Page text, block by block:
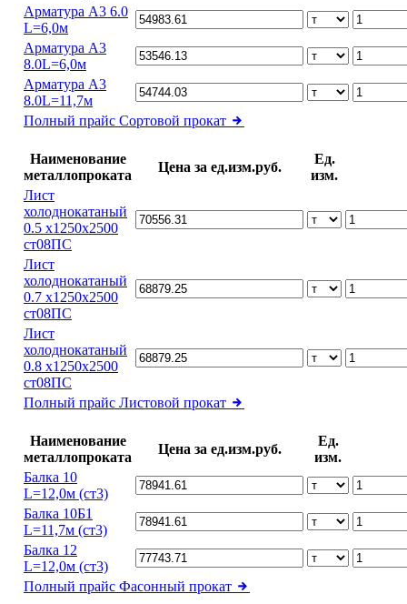
Арматура А3 6.0
L=6,0м
Арматура А3
8.0L=6,0м
Арматура А3
8.0L=11,7м
Полный прайс Сортовой прокат
Наименование
металлопроката
Цена за ед.изм.руб.
Ед.
изм.
Лист
холоднокатаный
0.5 х1250х2500
ст08ПС
Лист
холоднокатаный
0.7 х1250х2500
ст08ПС
Лист
холоднокатаный
0.8 х1250х2500
ст08ПС
Полный прайс Листовой прокат
Наименование
металлопроката
Цена за ед.изм.руб.
Ед.
изм.
Балка 10
L=12,0м (ст3)
Балка 10Б1
L=11,7м (ст3)
Балка 12
L=12,0м (ст3)
Полный прайс Фасонный прокат